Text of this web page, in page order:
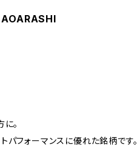
。
パフォーマンスに優れた銘柄です。